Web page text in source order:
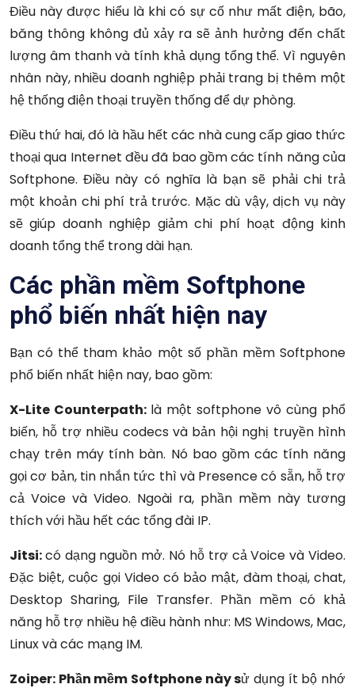
Điều này được hiểu là khi có sự cố như mất điện, bão,
băng thông không đủ xảy ra sẽ ảnh hưởng đến chất
lượng âm thanh và tính khả dụng tổng thể. Vì nguyên
nhân này, nhiều doanh nghiệp phải trang bị thêm một
hệ thống điện thoại truyền thống để dự phòng.
Điều thứ hai, đó là hầu hết các nhà cung cấp giao thức
thoại qua Internet đều đã bao gồm các tính năng của
Softphone. Điều này có nghĩa là bạn sẽ phải chi trả
một khoản chi phí trả trước. Mặc dù vậy, dịch vụ này
sẽ giúp doanh nghiệp giảm chi phí hoạt động kinh
doanh tổng thể trong dài hạn.
Các phần mềm Softphone
phổ biến nhất hiện nay
Bạn có thể tham khảo một số phần mềm Softphone
phổ biến nhất hiện nay, bao gồm:
X-Lite Counterpath: là một softphone vô cùng phổ
biến, hỗ trợ nhiều codecs và bản hội nghị truyền hình
chạy trên máy tính bàn. Nó bao gồm các tính năng
gọi cơ bản, tin nhắn tức thì và Presence có sẵn, hỗ trợ
cả Voice và Video. Ngoài ra, phần mềm này tương
thích với hầu hết các tổng đài IP.
Jitsi:có dạng nguồn mở. Nó hỗ trợ cả Voice và Video.
Đặc biệt, cuộc gọi Video có bảo mật, đàm thoại, chat,
Desktop Sharing, File Transfer. Phần mềm có khả
năng hỗ trợ nhiều hệ điều hành như: MS Windows, Mac,
Linux và các mạng IM.
Zoiper: Phần mềm Softphone này sử dụng ít bộ nhớ